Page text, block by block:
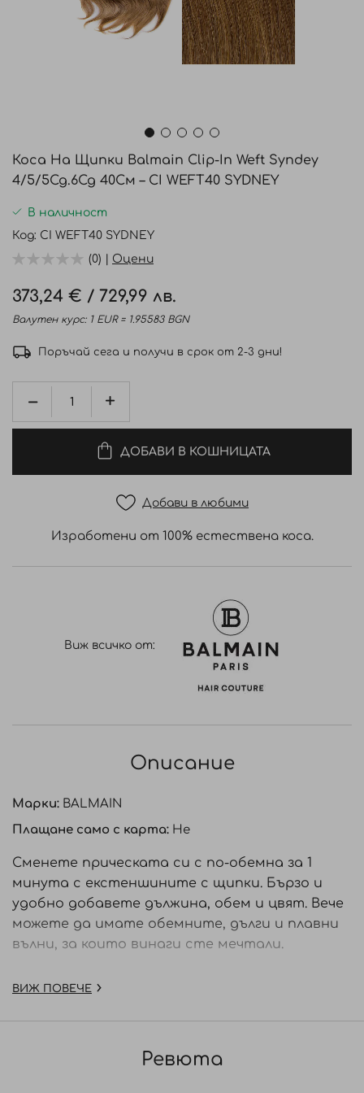
началото
на
галерия
със
Коса На Щипки Balmain Clip-In Weft Syndey
4/5/5Cg.6Cg 40См – CI WEFT40 SYDNEY
В наличност
Код CI WEFT40 SYDNEY
(0) | Оцени
373,24 € / 729,99 лв.
Валутен курс: 1 EUR = 1.95583 BGN
Поръчай сега и получи в срок от 2-3 дни!
ДОБАВИ В КОШНИЦАТА
Добави в любими
Изработени от 100% естествена коса.
Виж всичко от:
Описание
Марки: BALMAIN
Плащане само с карта: Не
Сменете прическата си с по-обемна за 1
минута с екстеншините с щипки. Бързо и
удобно добавете дължина, обем и цвят. Вече
можете да имате обемните, дълги и плавни
вълни, за които винаги сте мечтали.
Комплектът съдържа:
• 5 реда косаза удължаване на косата, които
ширина - (2x 7,5 cм, 1x 13cм, 1x 20cм, 1x 25cм).
ВИЖ ПОВЕЧЕ
Ревюта